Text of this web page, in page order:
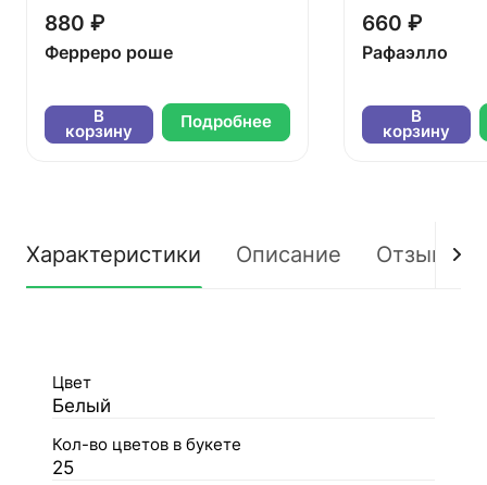
880 ₽
Ферреро роше
В
корзину Подробнее
660 ₽
Рафаэлло
В
корзину
Характеристики Описание Отзывы
Цвет
Белый
Кол-во цветов в букете
25